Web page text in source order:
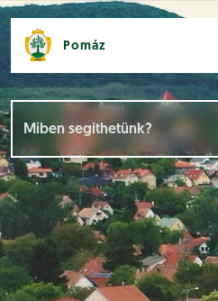
Pomáz
Események []
Dokumentumok [ ]